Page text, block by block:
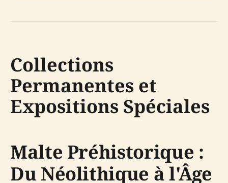
Collections
Permanentes et
Expositions Spéciales
Malte Préhistorique :
Du Néolithique à l'Âge